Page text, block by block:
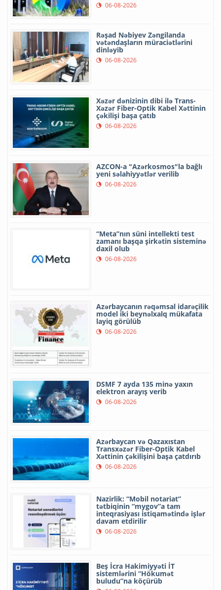
06-08-2026
Rəşad Nəbiyev Zəngilanda
vətəndaşların müraciətlərini
dinləyib
06-08-2026
Xəzər dənizinin dibi ilə Trans-
Xəzər Fiber-Optik Kabel Xəttinin
çəkilişi başa çatıb
06-08-2026
AZCON-a "Azərkosmos"la bağlı
yeni səlahiyyətlər verilib
06-08-2026
“Meta”nın süni intellekti test
zamanı başqa şirkətin sisteminə
daxil olub
06-08-2026
Azərbaycanın rəqəmsal idarəçilik
model iki beynəlxalq mükafata
layiq görülüb
06-08-2026
DSMF 7 ayda 135 minə yaxın
elektron arayış verib
06-08-2026
Azərbaycan və Qazaxıstan
Transxəzər Fiber-Optik Kabel
Xəttinin çəkilişini başa çatdırıb
06-08-2026
Nazirlik: “Mobil notariat”
tətbiqinin “mygov”a tam
inteqrasiyası istiqamətində işlər
davam etdirilir
06-08-2026
Beş İcra Hakimiyyəti İT
sistemlərini “Hökumət
buludu”na köçürüb